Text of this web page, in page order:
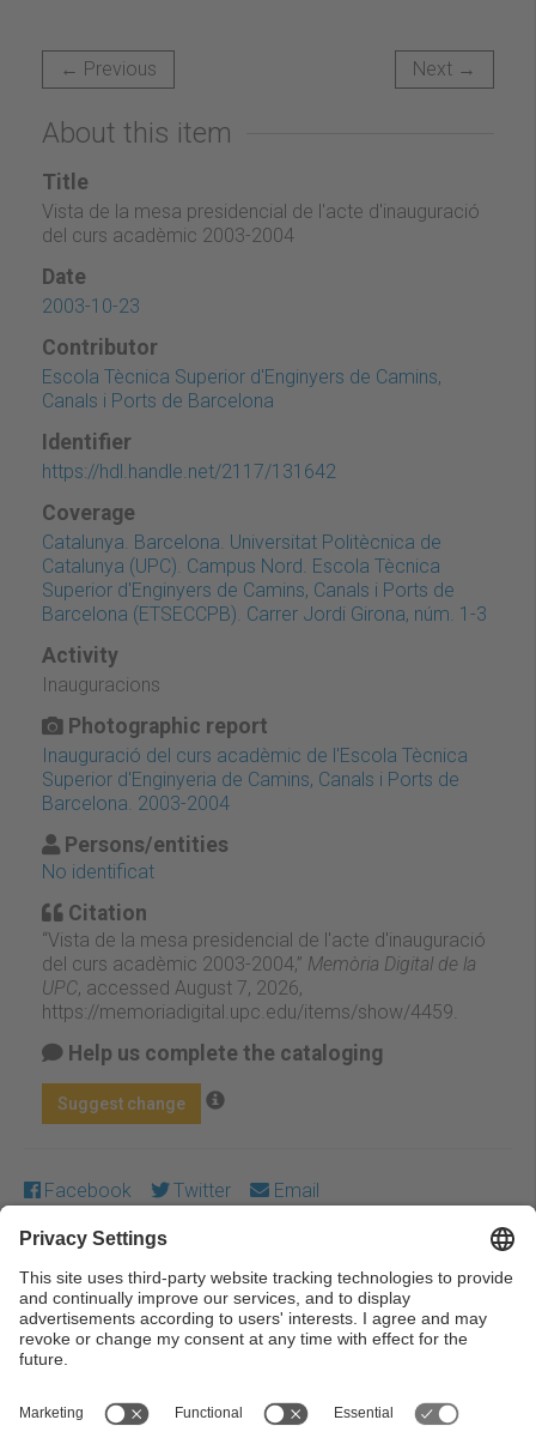
← Previous Next →
About this item
Title
Vista de la mesa presidencial de l'acte d'inauguració
del curs acadèmic 2003-2004
Date
2003-10-23
Contributor
Escola Tècnica Superior d'Enginyers de Camins,
Canals i Ports de Barcelona
Identifier
https://hdl.handle.net/2117/131642
Coverage
Catalunya. Barcelona. Universitat Politècnica de
Catalunya (UPC). Campus Nord. Escola Tècnica
Superior d'Enginyers de Camins, Canals i Ports de
Barcelona (ETSECCPB). Carrer Jordi Girona, núm. 1-3
Activity
Inauguracions
Photographic report
Inauguració del curs acadèmic de l'Escola Tècnica
Superior d'Enginyeria de Camins, Canals i Ports de
Barcelona. 2003-2004
Persons/entities
No identificat
Citation
“Vista de la mesa presidencial de l'acte d'inauguració
del curs acadèmic 2003-2004,” Memòria Digital de la
UPC, accessed August 7, 2026,
https://memoriadigital.upc.edu/items/show/4459.
Help us complete the cataloging
Suggest change
Facebook Twitter Email
Except where otherwise noted, content on this work is
licensed under a Creative Commons license:Attribution-
NonCommercial-NoDerivs 3.0 Spain